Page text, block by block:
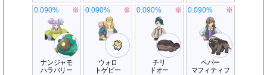
ナンジャモ
ハラバリー
0.090% ※
ウォロ
トゲピー
0.090% ※
チリ
ドオー
0.090% ※
ペパー
マフィティフ
0.090% ※